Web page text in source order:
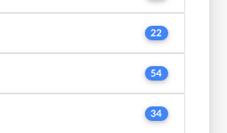
22
54
34